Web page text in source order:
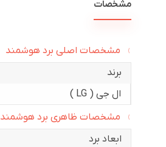
مشخصات
مشخصات اصلی برد هوشمند
برند
ال جی ( LG )
مشخصات ظاهری برد هوشمند
ابعاد برد